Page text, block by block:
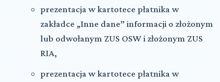
prezentacja w kartotece płatnika w
zakładce „Inne dane” informacji o złożonym
lub odwołanym ZUS OSW i złożonym ZUS
RIA,
prezentacja w kartotece płatnika w